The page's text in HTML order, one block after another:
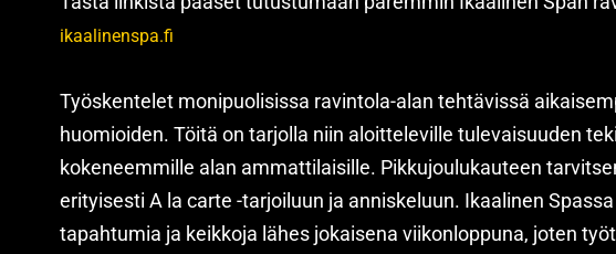
ikaalinenspa.fi
Työskentelet monipuolisissa ravintola-alan tehtävissä
huomioiden. Töitä on tarjolla niin aloitteleville tulevaisuuden
kokeneemmille alan ammattilaisille. Pikkujoulukauteen
erityisesti A la carte -tarjoiluun ja anniskeluun. Ikaalinen
tapahtumia ja keikkoja lähes jokaisena viikonloppuna, joten